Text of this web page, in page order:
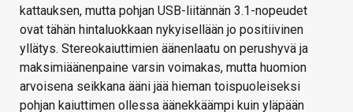
kattauksen, mutta pohjan USB-liitännän 3.1-nopeudet
ovat tähän hintaluokkaan nykyisellään jo positiivinen
yllätys. Stereokaiuttimien äänenlaatu on perushyvä ja
maksimiäänenpaine varsin voimakas, mutta huomion
arvoisena seikkana ääni jää hieman toispuoleiseksi
pohjan kaiuttimen ollessa äänekkäämpi kuin yläpään